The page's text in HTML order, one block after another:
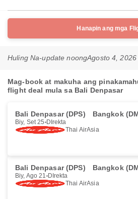
Hanapin ang mga
Huling Na-update noongAgosto 4,
Mag-book at makuha ang
flight deal mula sa Bali Denpasar
Bali Denpasar (DPS) Bangkok
Biy, Set 25 DIrekta
Thai AirAsia
Bali Denpasar (DPS) Bangkok
Biy, Ago 21 DIrekta
Thai AirAsia